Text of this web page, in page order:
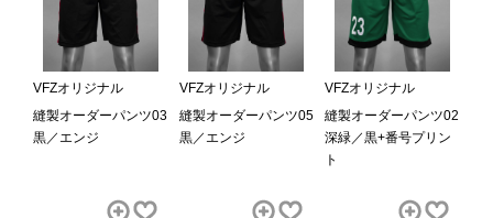
VFZオリジナル
縫製オーダーパンツ03
黒／エンジ
VFZオリジナル
縫製オーダーパンツ05
黒／エンジ
VFZオリジナル
縫製オーダーパンツ02
深緑／黒+番号プリン
ト